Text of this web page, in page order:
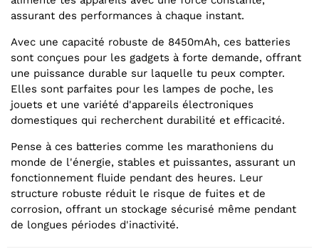
assurant des performances à chaque instant.
Avec une capacité robuste de 8450mAh, ces batteries
sont conçues pour les gadgets à forte demande, offrant
une puissance durable sur laquelle tu peux compter.
Elles sont parfaites pour les lampes de poche, les
jouets et une variété d'appareils électroniques
domestiques qui recherchent durabilité et efficacité.
Pense à ces batteries comme les marathoniens du
monde de l'énergie, stables et puissantes, assurant un
fonctionnement fluide pendant des heures. Leur
structure robuste réduit le risque de fuites et de
corrosion, offrant un stockage sécurisé même pendant
de longues périodes d'inactivité.